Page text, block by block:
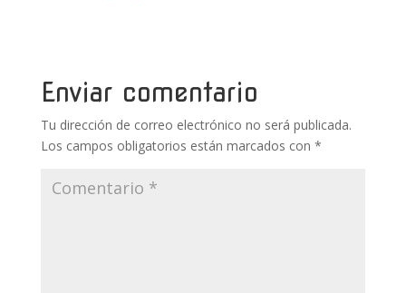
k
Enviar comentario
Tu dirección de correo electrónico no será publicada.
Los campos obligatorios están marcados con *